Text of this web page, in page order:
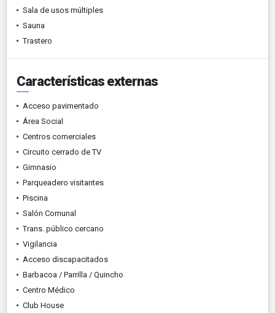
Sala de usos múltiples
Sauna
Trastero
Características externas
Acceso pavimentado
Área Social
Centros comerciales
Circuito cerrado de TV
Gimnasio
Parqueadero visitantes
Piscina
Salón Comunal
Trans. público cercano
Vigilancia
Acceso discapacitados
Barbacoa / Parrilla / Quincho
Centro Médico
Club House